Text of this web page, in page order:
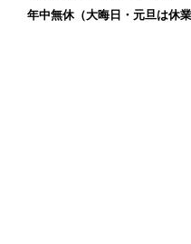
年中無休（大晦日・元旦は休